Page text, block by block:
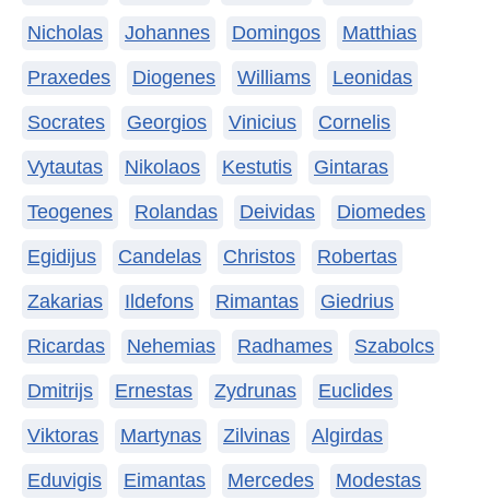
Nicholas Johannes Domingos Matthias
Praxedes Diogenes Williams Leonidas
Socrates Georgios Vinicius Cornelis
Vytautas Nikolaos Kestutis Gintaras
Teogenes Rolandas Deividas Diomedes
Egidijus Candelas Christos Robertas
Zakarias Ildefons Rimantas Giedrius
Ricardas Nehemias Radhames Szabolcs
Dmitrijs Ernestas Zydrunas Euclides
Viktoras Martynas Zilvinas Algirdas
Eduvigis Eimantas Mercedes Modestas